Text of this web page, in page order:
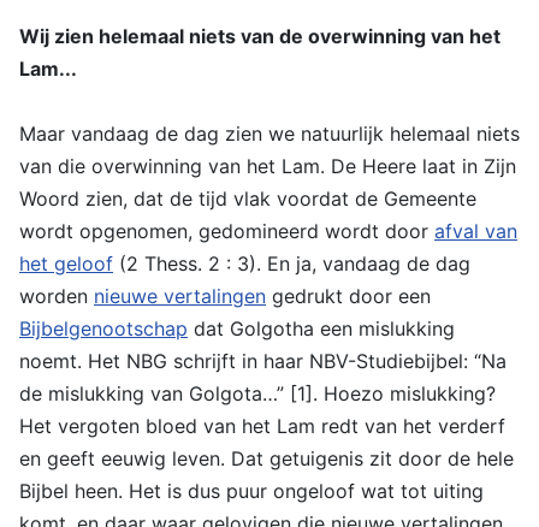
Wij zien helemaal niets van de overwinning van het
Lam...
Maar vandaag de dag zien we natuurlijk helemaal niets
van die overwinning van het Lam. De Heere laat in Zijn
Woord zien, dat de tijd vlak voordat de Gemeente
wordt opgenomen, gedomineerd wordt door afval van
het geloof (2 Thess. 2 : 3). En ja, vandaag de dag
worden nieuwe vertalingen gedrukt door een
Bijbelgenootschap dat Golgotha een mislukking
noemt. Het NBG schrijft in haar NBV-Studiebijbel: “Na
de mislukking van Golgota…” [1]. Hoezo mislukking?
Het vergoten bloed van het Lam redt van het verderf
en geeft eeuwig leven. Dat getuigenis zit door de hele
Bijbel heen. Het is dus puur ongeloof wat tot uiting